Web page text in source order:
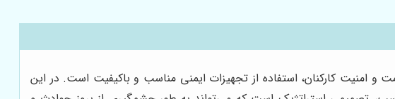
و امنیت کارکنان، استفاده از تجهیزات ایمنی مناسب و باکیفیت است. در این